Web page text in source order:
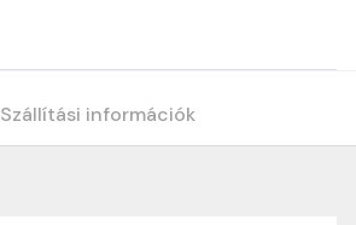
Szállítási információk